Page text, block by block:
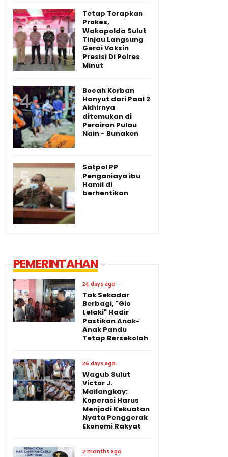
Tetap Terapkan
Prokes,
Wakapolda Sulut
Tinjau Langsung
Gerai Vaksin
Presisi Di Polres
Minut
Bocah Korban
Hanyut dari Paal 2
Akhirnya
ditemukan di
Perairan Pulau
Nain - Bunaken
Satpol PP
Penganiaya ibu
Hamil di
berhentikan
PEMERINTAHAN
24 days ago
Tak Sekadar
Berbagi, "Gio
Lelaki" Hadir
Pastikan Anak-
Anak Pandu
Tetap Bersekolah
26 days ago
Wagub Sulut
Victor J.
Mailangkay:
Koperasi Harus
Menjadi Kekuatan
Nyata Penggerak
Ekonomi Rakyat
2 months ago